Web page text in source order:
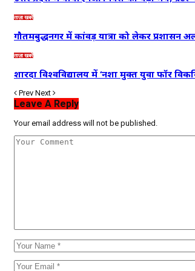
ताज़ा खबरें
गौतमबुद्धनगर में कांवड़ यात्रा को लेकर
ताज़ा खबरें
शारदा विश्वविद्यालय में ‘नशा मुक्त युवा फॉर
Prev Next
Leave A Reply
Your email address will not be published.